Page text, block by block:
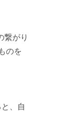
繋がり
のを
、自